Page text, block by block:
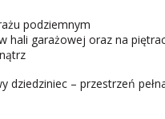
podziemnym
hali garażowej oraz na
– przestrzeń